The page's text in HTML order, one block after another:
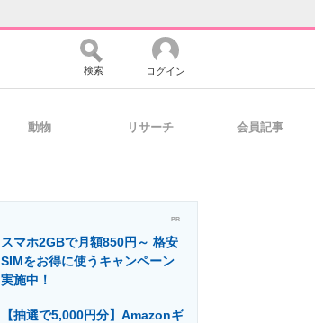
マーケ×ITの今がよく分かる
検索 ログイン
動物 リサーチ 会員記事
- PR -
スマホ2GBで月額850円～ 格安
SIMをお得に使うキャンペーン
実施中！
【抽選で5,000円分】Amazonギ